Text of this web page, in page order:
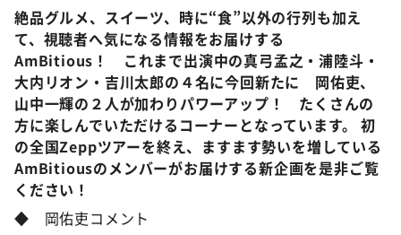
絶品グルメ、スイーツ、時に“食”以外の行列も加え
て、視聴者へ気になる情報をお届けする
AmBitious！ これまで出演中の真弓孟之・浦陸斗・
大内リオン・吉川太郎の４名に今回新たに 岡佑吏、
山中一輝の２人が加わりパワーアップ！ たくさんの
方に楽しんでいただけるコーナーとなっています。 初
の全国Zeppツアーを終え、ますます勢いを増している
AmBitiousのメンバーがお届けする新企画を是非ご覧
ください！
◆ 岡佑吏コメント